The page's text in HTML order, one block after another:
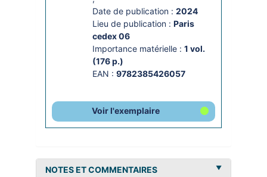
Date de publication : 2024
Lieu de publication : Paris
cedex 06
Importance matérielle : 1 vol.
(176 p.)
EAN : 9782385426057
Voir l'exemplaire
NOTES ET COMMENTAIRES